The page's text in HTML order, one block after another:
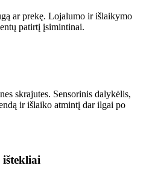
ar prekę. Lojalumo ir išlaikymo
patirtį įsimintinai.
skrajutes. Sensorinis dalykėlis,
ir išlaiko atmintį dar ilgai po